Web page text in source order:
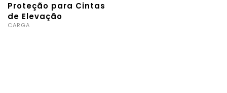
Proteção para Cintas
de Elevação
CARGA